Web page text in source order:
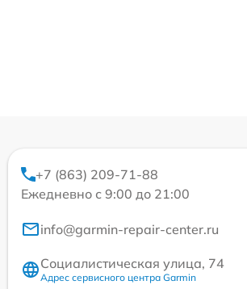
+7 (863) 209-71-88
Ежедневно с 9:00 до 21:00
info@garmin-repair-center.ru
Социалистическая улица, 74
Адрес сервисного центра Garmin